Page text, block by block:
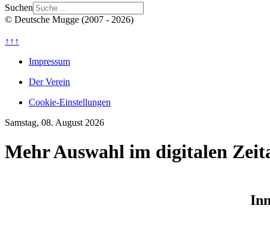
Suchen
© Deutsche Mugge (2007 - 2026)
↑↑↑
Impressum
Der Verein
Cookie-Einstellungen
Samstag, 08. August 2026
Mehr Auswahl im digitalen